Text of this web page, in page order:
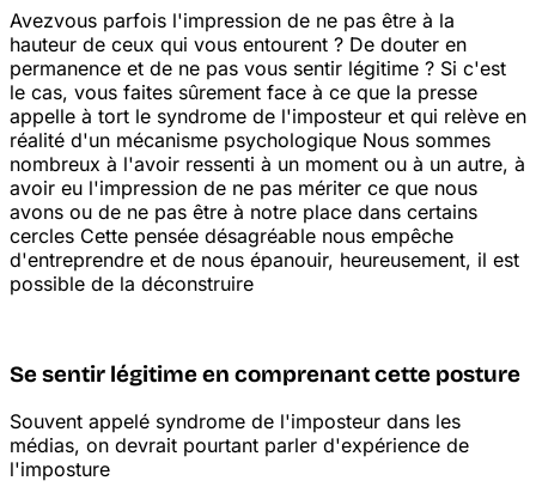
Avezvous parfois l'impression de ne pas être à la
hauteur de ceux qui vous entourent ? De douter en
permanence et de ne pas vous sentir légitime ? Si c'est
le cas, vous faites sûrement face à ce que la presse
appelle à tort le syndrome de l'imposteur et qui relève en
réalité d'un mécanisme psychologique Nous sommes
nombreux à l'avoir ressenti à un moment ou à un autre, à
avoir eu l'impression de ne pas mériter ce que nous
avons ou de ne pas être à notre place dans certains
cercles Cette pensée désagréable nous empêche
d'entreprendre et de nous épanouir, heureusement, il est
possible de la déconstruire
Se sentir légitime en comprenant cette posture
Souvent appelé syndrome de l'imposteur dans les
médias, on devrait pourtant parler d'expérience de
l'imposture